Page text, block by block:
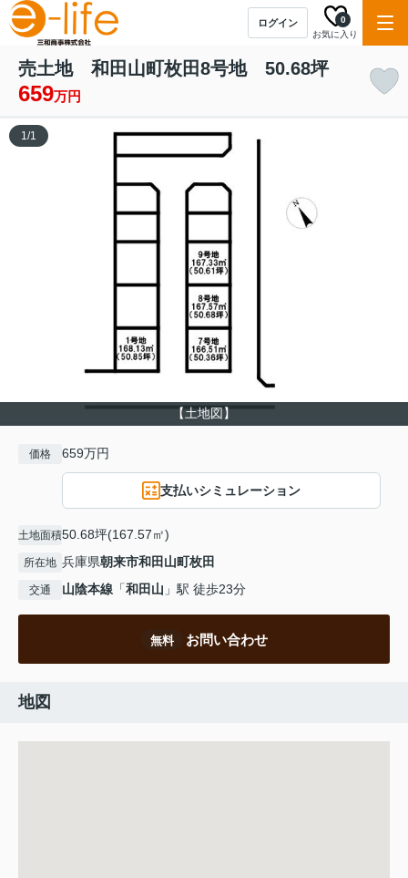
ログイン
お気に入り
0
売土地 和田山町枚田8号地 50.68坪
659万円
【土地図】
1/1
価格 659万円
支払いシミュレーション
土地面積50.68坪(167.57㎡)
所在地 兵庫県朝来市和田山町枚田
交通 山陰本線 「和田山 」駅 徒歩23分
無料 お問い合わせ
地図